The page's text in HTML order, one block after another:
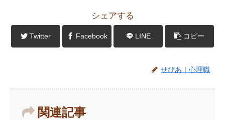
シェアする
Twitter Facebook LINE コピー
せぴあ｜心理職
関連記事